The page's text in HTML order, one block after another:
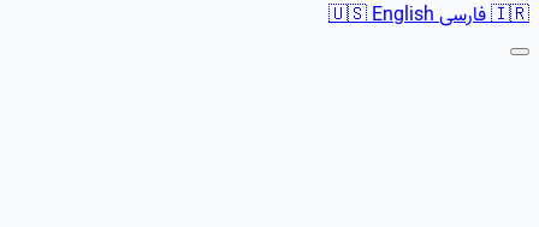
🇮🇷فارسی 🇺🇸English